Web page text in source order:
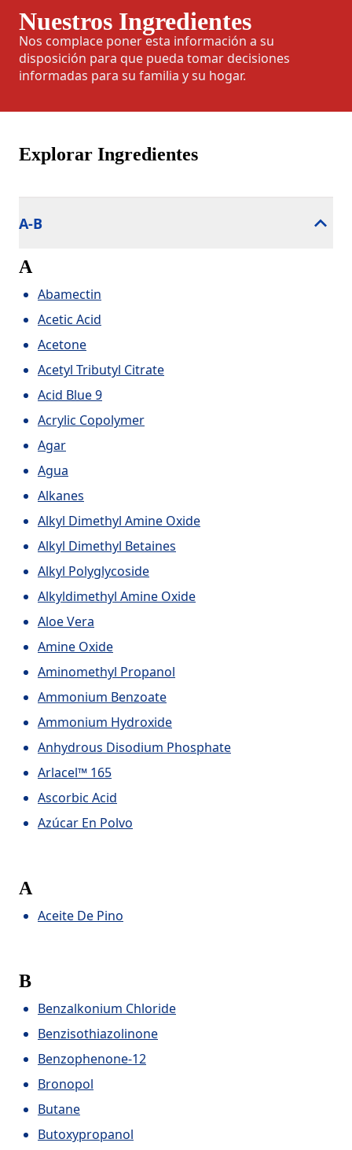
Nuestros Ingredientes
Nos complace poner esta información a su
disposición para que pueda tomar decisiones
informadas para su familia y su hogar.
Explorar Ingredientes
A-B
A
Abamectin
Acetic Acid
Acetone
Acetyl Tributyl Citrate
Acid Blue 9
Acrylic Copolymer
Agar
Agua
Alkanes
Alkyl Dimethyl Amine Oxide
Alkyl Dimethyl Betaines
Alkyl Polyglycoside
Alkyldimethyl Amine Oxide
Aloe Vera
Amine Oxide
Aminomethyl Propanol
Ammonium Benzoate
Ammonium Hydroxide
Anhydrous Disodium Phosphate
Arlacel™ 165
Ascorbic Acid
Azúcar En Polvo
A
Aceite De Pino
B
Benzalkonium Chloride
Benzisothiazolinone
Benzophenone-12
Bronopol
Butane
Butoxypropanol